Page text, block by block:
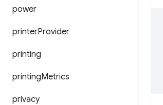
power
printerProvider
printing
printingMetrics
privacy